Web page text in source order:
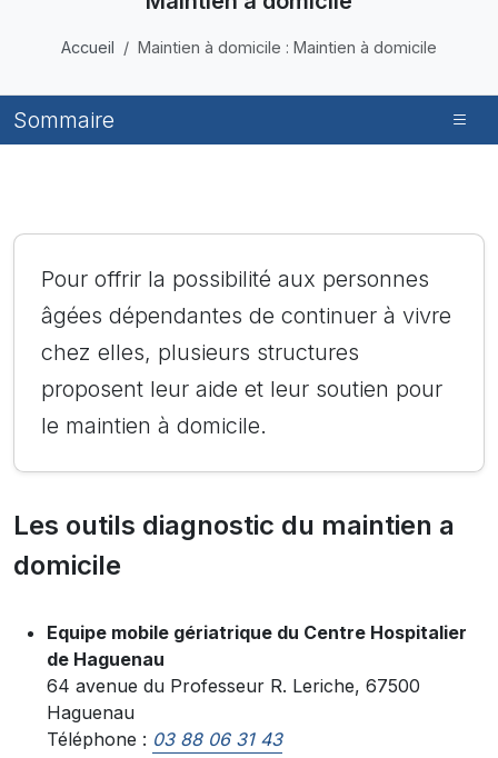
Accueil Maintien à domicile : Maintien à domicile
Sommaire
Pour offrir la possibilité aux personnes
âgées dépendantes de continuer à vivre
chez elles, plusieurs structures
proposent leur aide et leur soutien pour
le maintien à domicile.
Les outils diagnostic du maintien a
domicile
Equipe mobile gériatrique du Centre Hospitalier
de Haguenau
64 avenue du Professeur R. Leriche, 67500
Haguenau
Téléphone : 03 88 06 31 43